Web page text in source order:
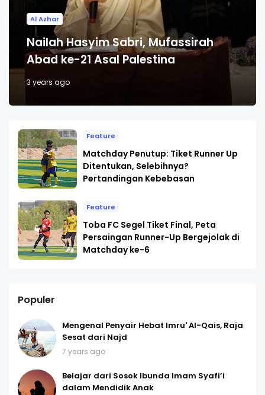
Al Azhar
Nailah Hasyim Sabri, Mufassirah
Abad ke-21 Asal Palestina
3 years ago
Feature
Matchday Penutup: Tiket Runner Up
Ditentukan, Selebihnya?
Pertandingan Kebebasan
Feature
Toba FC Segel Tiket Final, Peta
Persaingan Runner-Up Bergejolak di
Matchday ke-6
Populer
Mengenal Penyair Hebat Imru' Al-Qais, Raja
Sesat dari Najd
7 years ago
Belajar dari Sosok Ibunda Imam Syafi’i
dalam Mendidik Anak